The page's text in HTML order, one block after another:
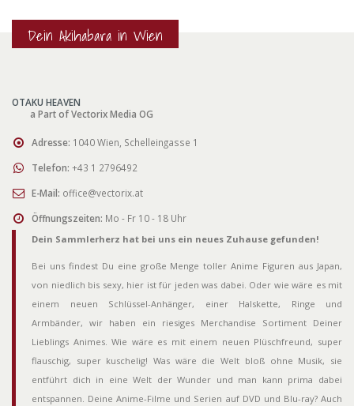
Dein Akihabara in Wien
OTAKU HEAVEN
a Part of Vectorix Media OG
Adresse: 1040 Wien, Schelleingasse 1
Telefon: +43 1 2796492
E-Mail: office@vectorix.at
Öffnungszeiten: Mo - Fr 10 - 18 Uhr
Dein Sammlerherz hat bei uns ein neues Zuhause gefunden!
Bei uns findest Du eine große Menge toller Anime Figuren aus Japan,
von niedlich bis sexy, hier ist für jeden was dabei. Oder wie wäre es mit
einem neuen Schlüssel-Anhänger, einer Halskette, Ringe und
Armbänder, wir haben ein riesiges Merchandise Sortiment Deiner
Lieblings Animes. Wie wäre es mit einem neuen Plüschfreund, super
flauschig, super kuschelig! Was wäre die Welt bloß ohne Musik, sie
entführt dich in eine Welt der Wunder und man kann prima dabei
entspannen. Deine Anime-Filme und Serien auf DVD und Blu-ray? Auch